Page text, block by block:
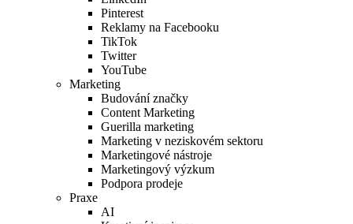
Pinterest
Reklamy na Facebooku
TikTok
Twitter
YouTube
Marketing
Budování značky
Content Marketing
Guerilla marketing
Marketing v neziskovém sektoru
Marketingové nástroje
Marketingový výzkum
Podpora prodeje
Praxe
AI